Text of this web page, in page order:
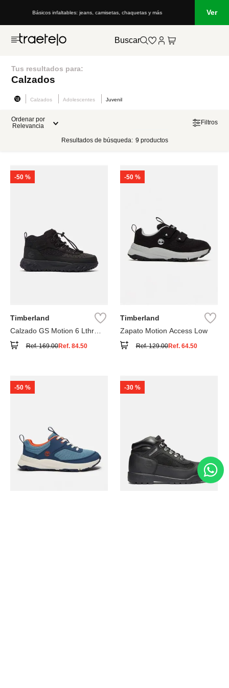
Básicos infaltables: jeans, camisetas, chaquetas y más Ver
Buscar
Tus resultados para:
Calzados
Calzados Adolescentes Juvenil
Ordenar por
Relevancia
Filtros
Resultados de búsqueda: 9 productos
-50 %
Timberland
Calzado GS Motion 6 Lthr
Ref.169.00Ref. 84.50
-50 %
Timberland
Zapato Motion Access Low
Ref.129.00Ref. 64.50
-50 % -30 %